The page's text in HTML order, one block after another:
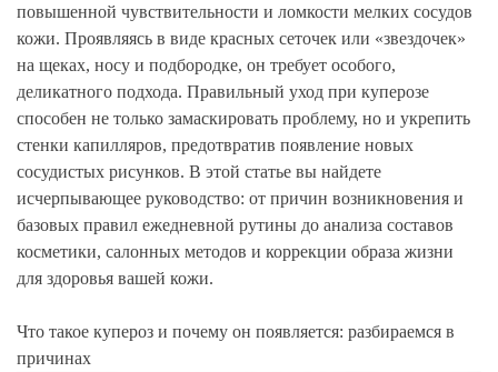
повышенной чувствительности и ломкости мелких сосудов
кожи. Проявляясь в виде красных сеточек или «звездочек»
на щеках, носу и подбородке, он требует особого,
деликатного подхода. Правильный уход при куперозе
способен не только замаскировать проблему, но и укрепить
стенки капилляров, предотвратив появление новых
сосудистых рисунков. В этой статье вы найдете
исчерпывающее руководство: от причин возникновения и
базовых правил ежедневной рутины до анализа составов
косметики, салонных методов и коррекции образа жизни
для здоровья вашей кожи.
Что такое купероз и почему он появляется: разбираемся в
причинах